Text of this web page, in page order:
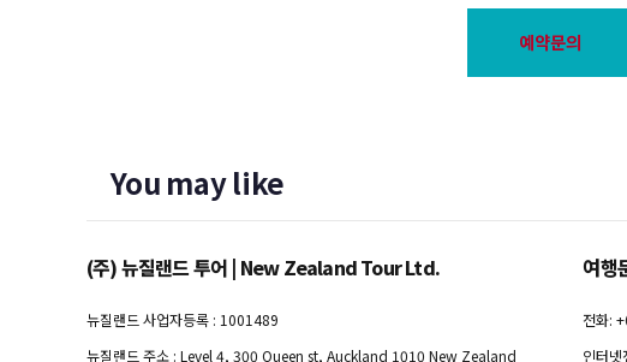
예약문의
You may like
(주) 뉴질랜드 투어 | New Zealand Tour Ltd.
뉴질랜드 사업자등록 : 1001489
뉴질랜드 주소 : Level 4, 300 Queen st, Auckland 1010 New Zealand
여행
전화:
인터